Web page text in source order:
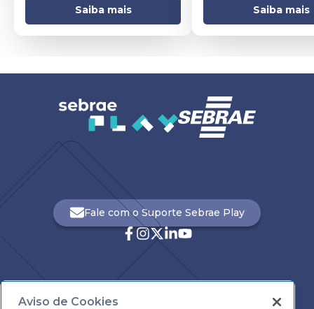
Saiba mais Saiba mais
Fale com o Suporte Sebrae Play
Aviso de Cookies